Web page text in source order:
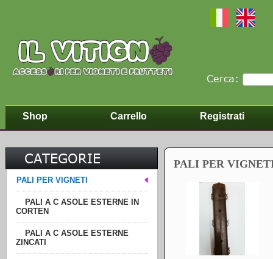
Cerca:
Shop Carrello Registrati
CATEGORIE
PALI PER VIGNETI
PALI A C ASOLE ESTERNE IN
CORTEN
PALI A C ASOLE ESTERNE
ZINCATI
PALI PER